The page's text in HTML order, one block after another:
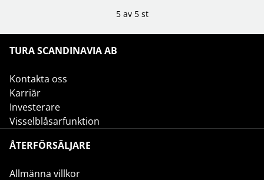
5 av 5 st
TURA SCANDINAVIA AB
Kontakta oss
Karriär
Investerare
Visselblåsarfunktion
ÅTERFÖRSÄLJARE
Allmänna villkor